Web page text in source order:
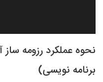
نحوه عملکرد رزومه
برنامه نویسی)